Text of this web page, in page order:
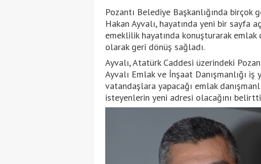
Pozantı Belediye Başkanlığında
Hakan Ayvalı, hayatında yeni bir sayfa
emeklilik hayatında konuşturarak emlak
olarak geri dönüş sağladı.
Ayvalı, Atatürk Caddesi üzerindeki
Ayvalı Emlak ve İnşaat Danışmanlığı iş
vatandaşlara yapacağı emlak
isteyenlerin yeni adresi olacağını